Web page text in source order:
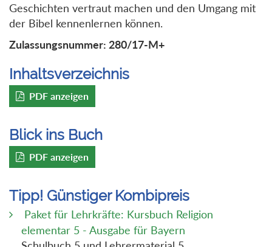
Geschichten vertraut machen und den Umgang mit
der Bibel kennenlernen können.
Zulassungsnummer: 280/17-M+
Inhaltsverzeichnis
PDF anzeigen
Blick ins Buch
PDF anzeigen
Tipp! Günstiger Kombipreis
Paket für Lehrkräfte: Kursbuch Religion
elementar 5 - Ausgabe für Bayern